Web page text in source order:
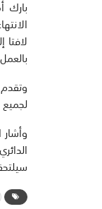
بارك